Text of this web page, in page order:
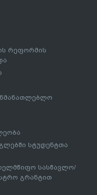
რეფორმის
სტუდენტთა
სასწავლო/
გრანტით